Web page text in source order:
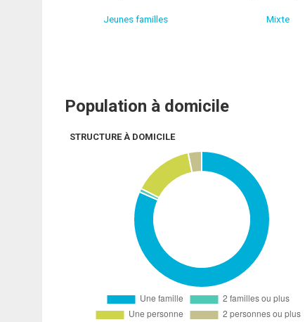
Jeunes familles Mixte
Population à domicile
STRUCTURE À DOMICILE